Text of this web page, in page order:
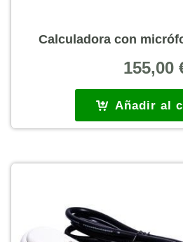
Calculadora con
155,00
Añadir al